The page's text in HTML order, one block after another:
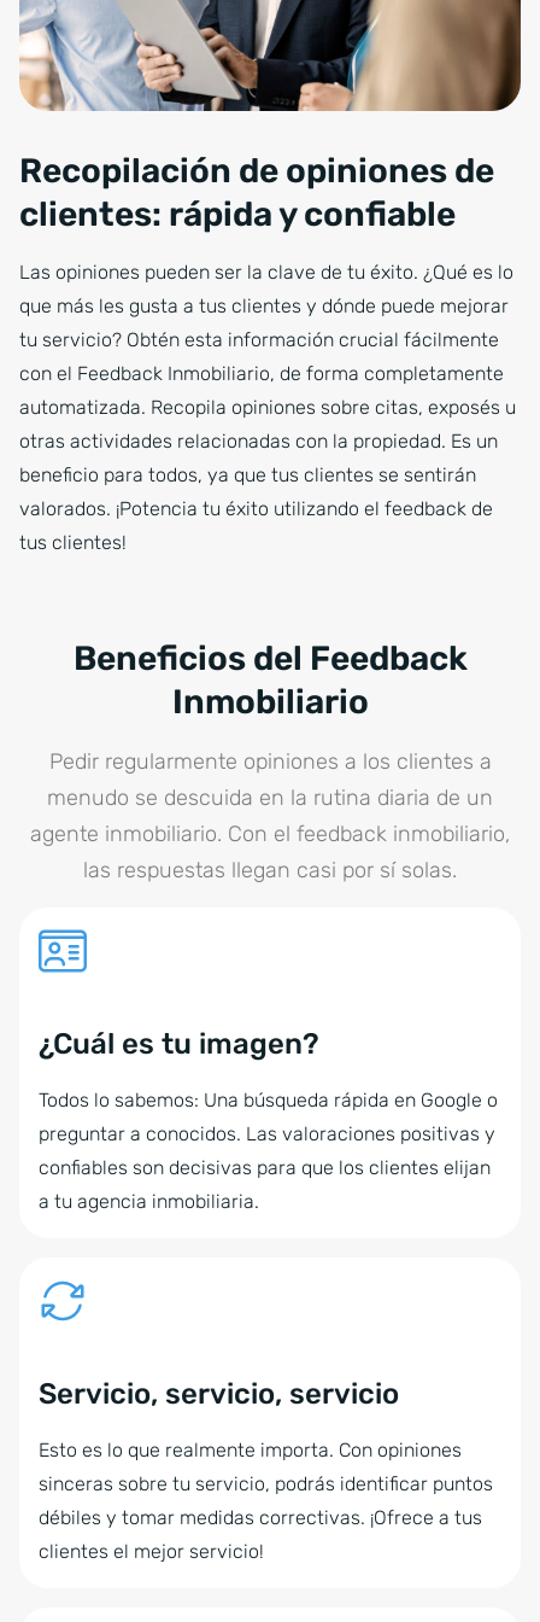
Recopilación de opiniones de
clientes: rápida y confiable
Las opiniones pueden ser la clave de tu éxito. ¿Qué es lo
que más les gusta a tus clientes y dónde puede mejorar
tu servicio? Obtén esta información crucial fácilmente
con el Feedback Inmobiliario, de forma completamente
automatizada. Recopila opiniones sobre citas, exposés u
otras actividades relacionadas con la propiedad. Es un
beneficio para todos, ya que tus clientes se sentirán
valorados. ¡Potencia tu éxito utilizando el feedback de
tus clientes!
Beneficios del Feedback
Inmobiliario
Pedir regularmente opiniones a los clientes a
menudo se descuida en la rutina diaria de un
agente inmobiliario. Con el feedback inmobiliario,
las respuestas llegan casi por sí solas.
¿Cuál es tu imagen?
Todos lo sabemos: Una búsqueda rápida en Google o
preguntar a conocidos. Las valoraciones positivas y
confiables son decisivas para que los clientes elijan
a tu agencia inmobiliaria.
Servicio, servicio, servicio
Esto es lo que realmente importa. Con opiniones
sinceras sobre tu servicio, podrás identificar puntos
débiles y tomar medidas correctivas. ¡Ofrece a tus
clientes el mejor servicio!